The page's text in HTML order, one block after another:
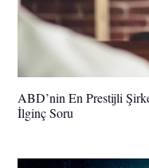
ABD’nin En Prestijli
İlginç Soru